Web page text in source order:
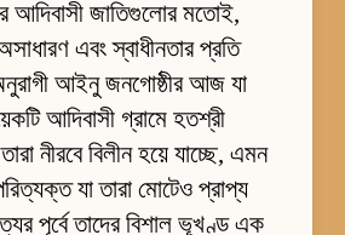
আদিবাসী জাতিগুলোর মতোই,
এবং স্বাধীনতার প্রতি
আইনু জনগোষ্ঠীর আজ যা
আদিবাসী গ্রামে হতশ্রী
নীরবে বিলীন হয়ে যাচ্ছে, এমন
যা তারা মোটেও প্রাপ্য
পূর্বে তাদের বিশাল ভূখণ্ড এক